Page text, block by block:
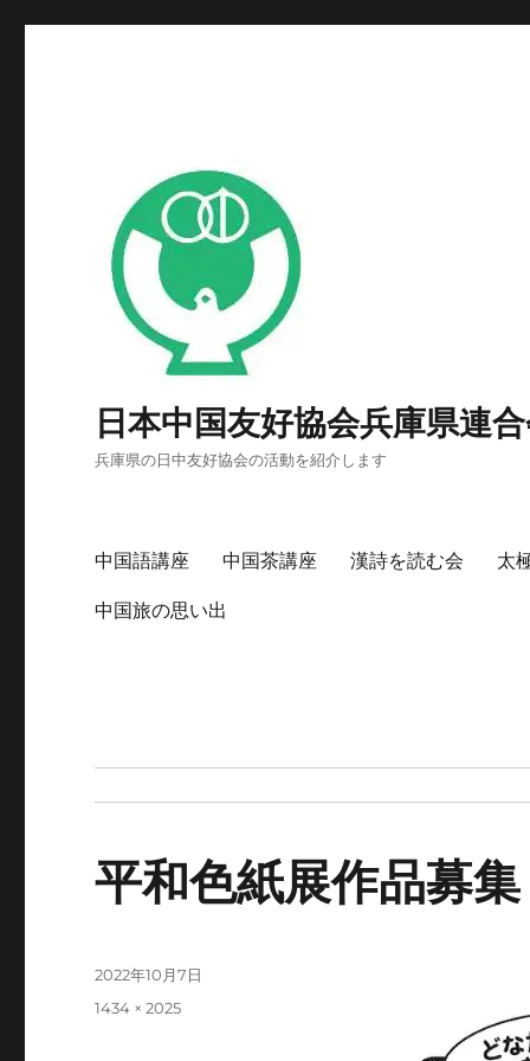
日本中国友好協会兵庫県連
兵庫県の日中友好協会の活動を紹介します
中国語講座 中国茶講座 漢詩を読む会 太
中国旅の思い出
平和色紙展作品募集
投
2022年10月7日
フ
1434 × 2025